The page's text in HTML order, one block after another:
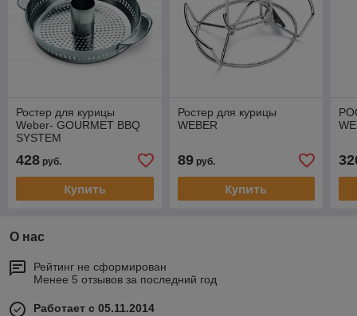
Ростер для курицы
Weber- GOURMET BBQ
SYSTEM
428 руб.
Купить
Ростер для курицы
WEBER
89руб.
Купить
О нас
Рейтинг не сформирован
Менее 5 отзывов за последний год
Работает с 05.11.2014